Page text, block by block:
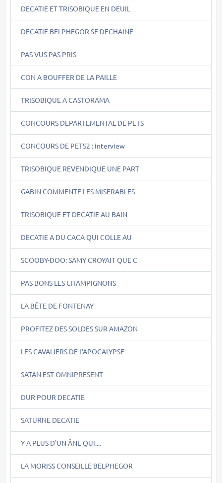
DECATIE ET TRISOBIQUE EN DEUIL
DECATIE BELPHEGOR SE DECHAINE
PAS VUS PAS PRIS
CON A BOUFFER DE LA PAILLE
TRISOBIQUE A CASTORAMA
CONCOURS DEPARTEMENTAL DE PETS
CONCOURS DE PETS2 : interview
TRISOBIQUE REVENDIQUE UNE PART
GABIN COMMENTE LES MISERABLES
TRISOBIQUE ET DECATIE AU BAIN
DECATIE A DU CACA QUI COLLE AU
SCOOBY-DOO: SAMY CROYAIT QUE C
PAS BONS LES CHAMPIGNONS
LA BÊTE DE FONTENAY
PROFITEZ DES SOLDES SUR AMAZON
LES CAVALIERS DE L'APOCALYPSE
SATAN EST OMNIPRESENT
DUR POUR DECATIE
SATURNE DECATIE
Y A PLUS D'UN ÂNE QUI....
LA MORISS CONSEILLE BELPHEGOR